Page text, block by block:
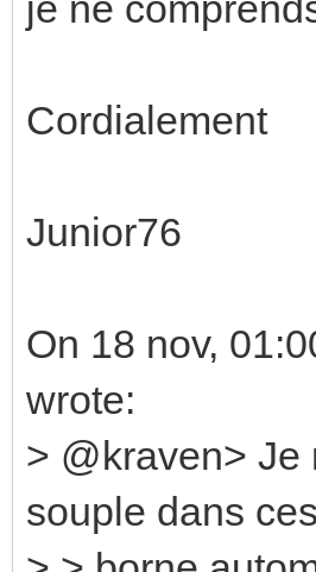
Cordialement
Junior76
On 18 nov,
wrote:
> @kraven> Je
souple dans